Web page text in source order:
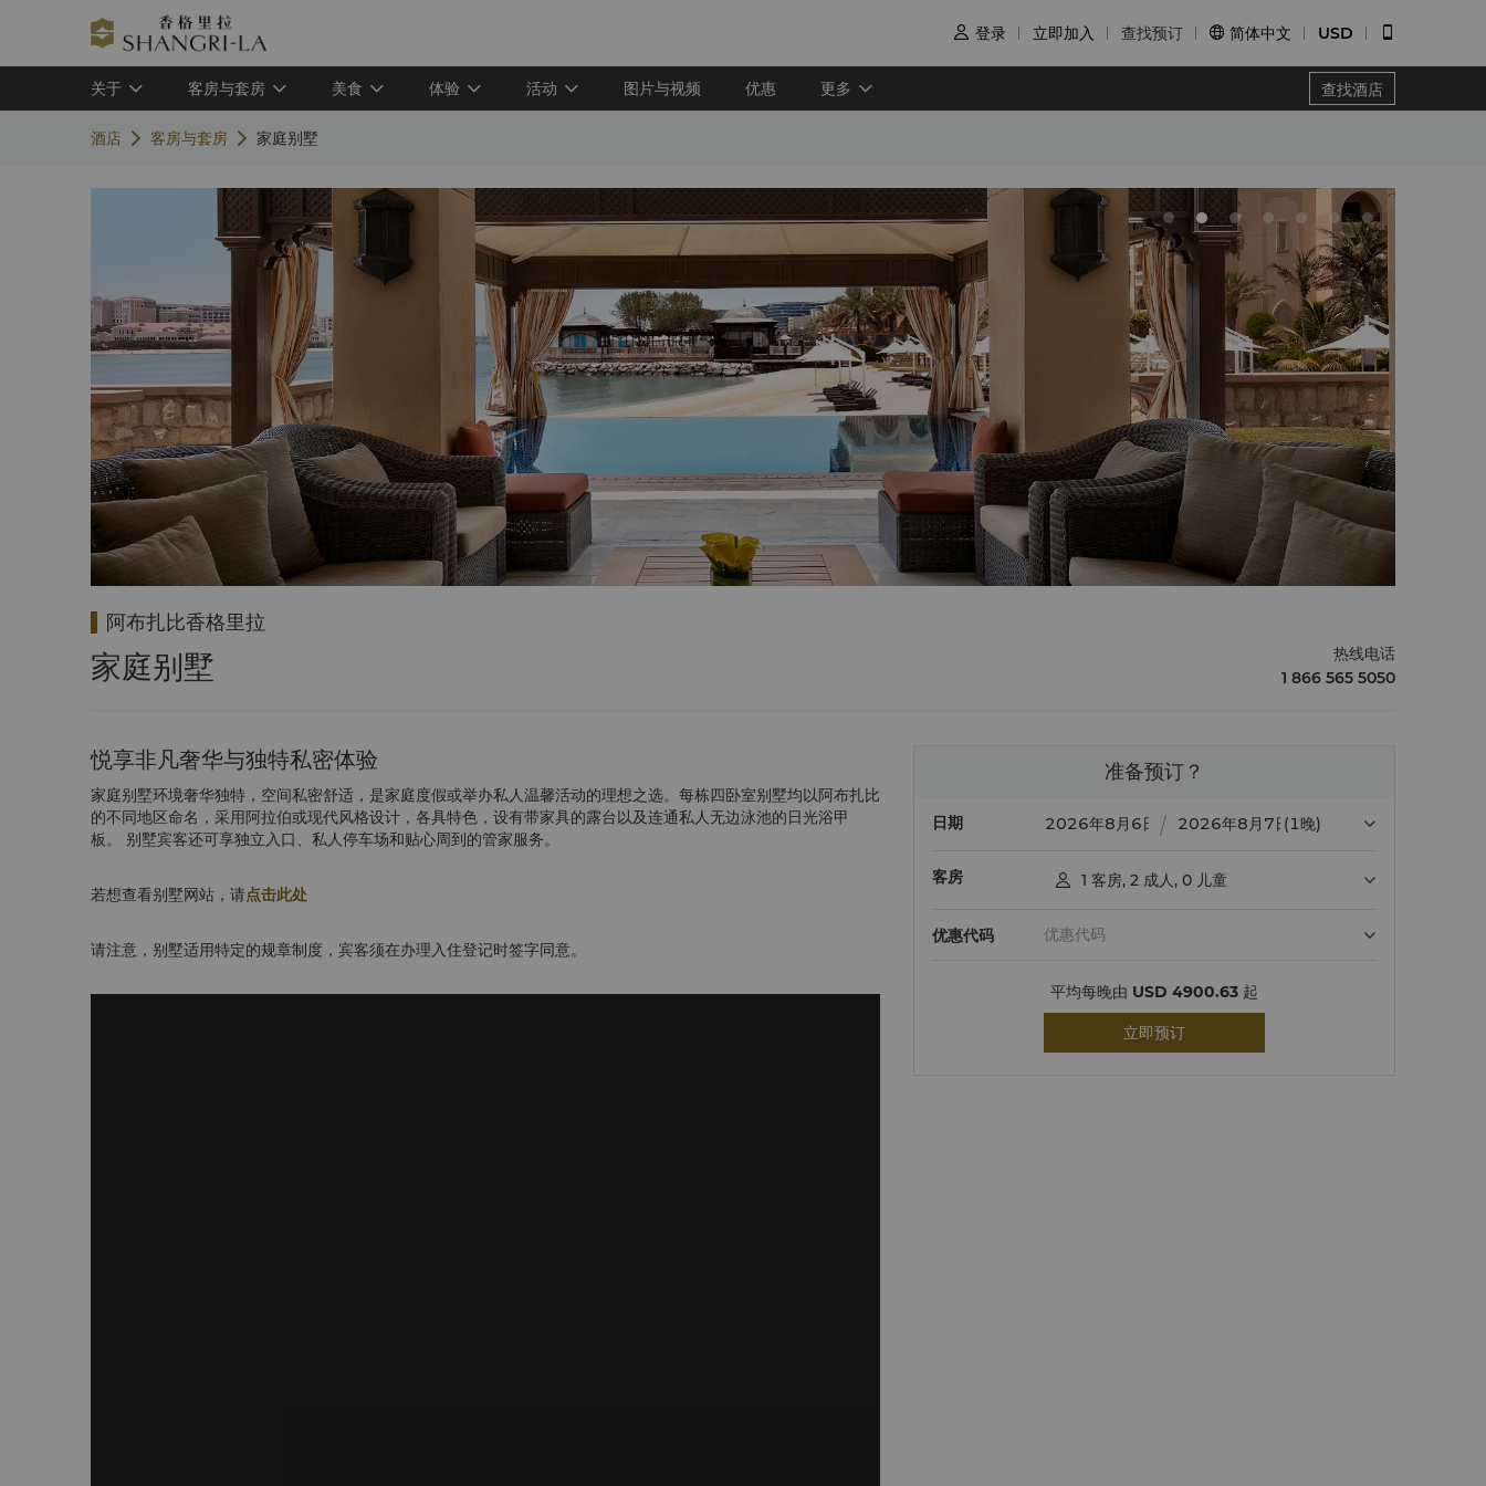
 登录 立即加入 查找预订  简体中文 USD
关于 客房与套房 美食 体验 活动 图片与视频 优惠 更多 查找酒店
酒店 客房与套房 家庭别墅
阿布扎比香格里拉
家庭别墅
热线电话
1 866 565 5050
悦享非凡奢华与独特私密体验
家庭别墅环境奢华独特，空间私密舒适，是家庭度假或举办私人温馨活动的理想之选。每栋四卧室别墅均以阿布扎比
的不同地区命名，采用阿拉伯或现代风格设计，各具特色，设有带家具的露台以及连通私人无边泳池的日光浴甲
板。 别墅宾客还可享独立入口、私人停车场和贴心周到的管家服务。
若想查看别墅网站，请点击此处
请注意，别墅适用特定的规章制度，宾客须在办理入住登记时签字同意。
准备预订？
日期 (1晚)
客房  1 客房, 2 成人 , 0 儿童
优惠代码
平均每晚由 USD 4900.63 起
立即预订